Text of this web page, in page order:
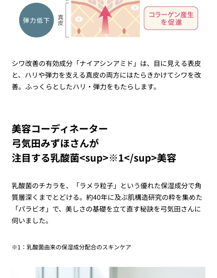
シワ改善の有効成分「ナイアシンアミド」は、目に見える表皮
と、ハリや弾力を支える真皮の両方にはたらきかけてシワを改
善。ふっくらとしたハリ・弾力をもたらします。
美容コーディネーター
弓気田みずほさんが
注目する乳酸菌<sup>※1</sup>美容
乳酸菌のチカラを、「ラメラ粒子」という優れた保湿成分で角
質層深くまでとどける。約40年に及ぶ肌構造研究の粋を集めた
「パラビオ」で、美しさの基礎を立て直す秘訣を弓気田さんに
伺いました。
※1：乳酸菌由来の保湿成分配合のスキンケア